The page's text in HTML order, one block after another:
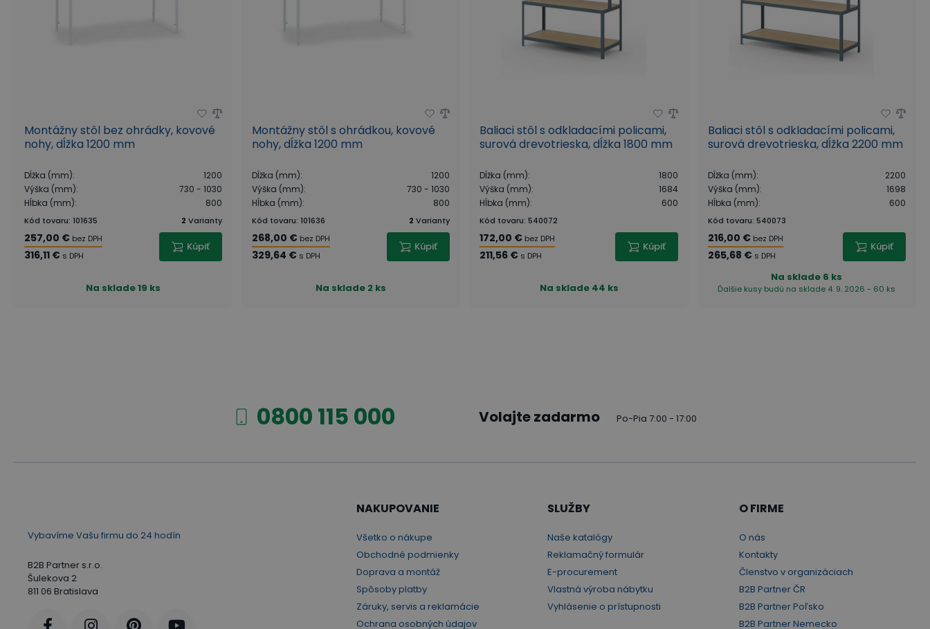
Montážny stôl bez ohrádky, kovové
nohy, dĺžka 1200 mm
Dĺžka (mm):
1200
Výška (mm):
730 - 1030
Hĺbka (mm): 800
Kód tovaru: 101635 2 Varianty
257,00 € bez DPH
316,11 € s DPH
Kúpiť
Na sklade19 ks
Montážny stôl s ohrádkou, kovové
nohy, dĺžka 1200 mm
Dĺžka (mm):
1200
Výška (mm):
730 - 1030
Hĺbka (mm): 800
Kód tovaru:101636 2 Varianty
268,00 € bez DPH
329,64 € s DPH
Kúpiť
Na sklade 2 ks
Baliaci stôl s odkladacími policami,
surová drevotrieska, dĺžka 1800 mm
Dĺžka (mm):
1800
Výška (mm):
1684
Hĺbka (mm): 600
Kód tovaru:540072
172,00 € bez DPH
211,56 € s DPH
Kúpiť
Na sklade 44 ks
Baliaci stôl s odkladacími policami,
surová drevotrieska, dĺžka 2200 mm
Dĺžka (mm):
2200
Výška (mm):
1698
Hĺbka (mm): 600
Kód tovaru: 540073
216,00 € bez DPH
265,68 € s DPH
Kúpiť
Na sklade 6 ks
Ďalšie kusy budú na sklade 4. 9. 2026 - 60 ks
0800 115 000 Volajte zadarmo Po-Pia 7:00 - 17:00
Vybavíme Vašu firmu do 24 hodín
B2B Partner s.r.o.
Šulekova 2
811 06 Bratislava
NAKUPOVANIE
Všetko o nákupe
Obchodné podmienky
Doprava a montáž
Spôsoby platby
Záruky, servis a reklamácie
Ochrana osobných údajov
SLUŽBY
Naše katalógy
Reklamačný formulár
E-procurement
Vlastná výroba nábytku
Vyhlásenie o prístupnosti
O FIRME
O nás
Kontakty
Členstvo v organizáciach
B2B Partner ČR
B2B Partner Poľsko
B2B Partner Nemecko